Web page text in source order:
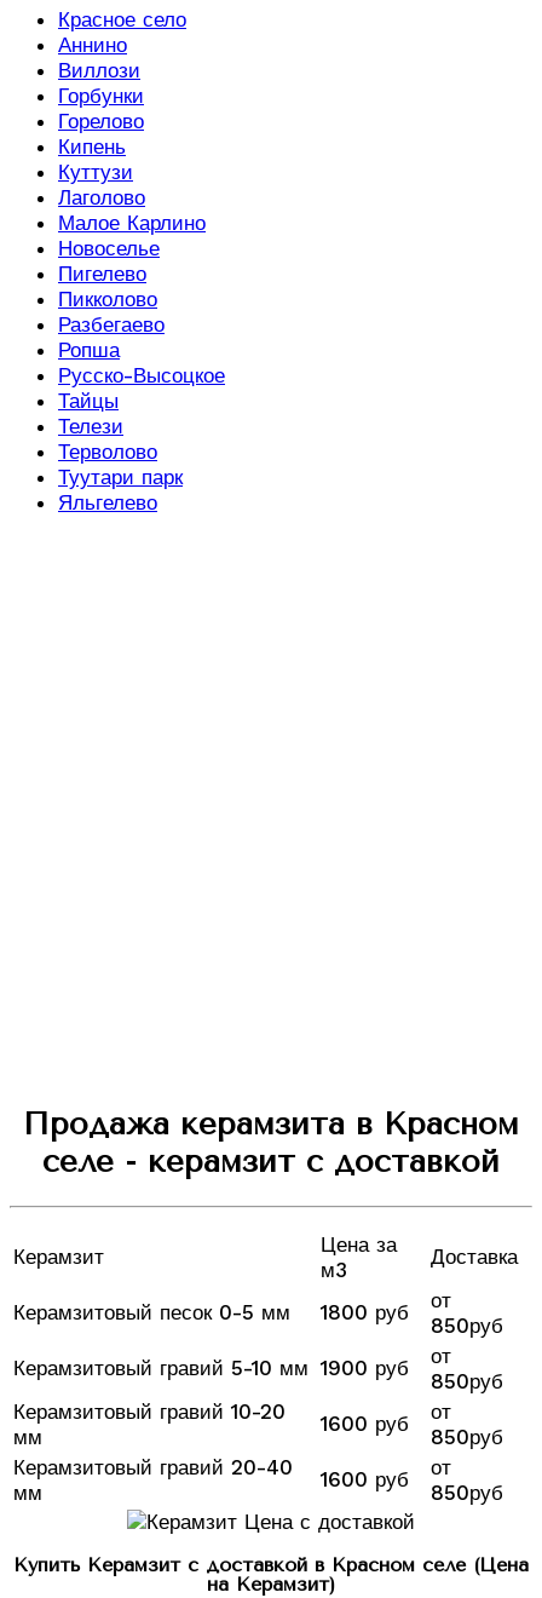
Красное село
Аннино
Виллози
Горбунки
Горелово
Кипень
Куттузи
Лаголово
Малое Карлино
Новоселье
Пигелево
Пикколово
Разбегаево
Ропша
Русско-Высоцкое
Тайцы
Телези
Терволово
Туутари парк
Яльгелево
Продажа керамзита в Красном
селе - керамзит с доставкой
Керамзит
Цена за
м3
Доставка
Керамзитовый песок 0-5 мм 1800 руб
от
850руб
Керамзитовый гравий 5-10 мм 1900 руб
от
850руб
Керамзитовый гравий 10-20
мм
1600 руб
от
850руб
Керамзитовый гравий 20-40
мм
1600 руб
от
850руб
Купить Керамзит с доставкой в Красном селе (Цена
на Керамзит)